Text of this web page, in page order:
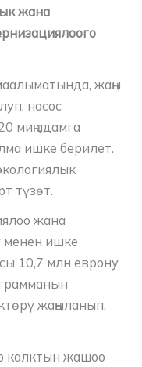
жана
жаңы
насос
миң адамга
ишке берилет.
түзөт.
жана
менен ишке
10,7 млн еврону
жаңыланып,
калктын жашоо